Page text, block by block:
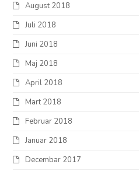
August 2018
Juli 2018
Juni 2018
Maj 2018
April 2018
Mart 2018
Februar 2018
Januar 2018
Decembar 2017